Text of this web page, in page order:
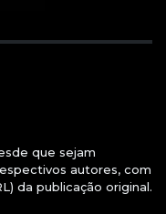
que sejam
autores, com
da publicação original.